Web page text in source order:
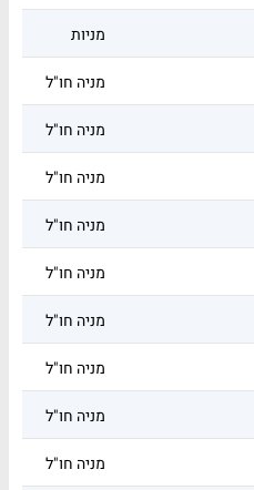
מניות
מניה חו"ל
מניה חו"ל
מניה חו"ל
מניה חו"ל
מניה חו"ל
מניה חו"ל
מניה חו"ל
מניה חו"ל
מניה חו"ל